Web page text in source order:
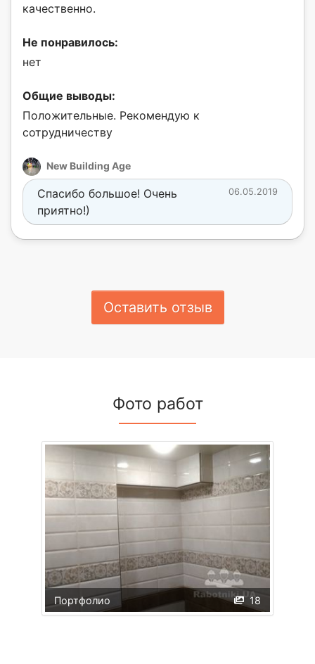
качественно.
Не понравилось:
нет
Общие выводы:
Положительные. Рекомендую к
сотрудничеству
New Building Age
06.05.2019
Спасибо большое! Очень
приятно!)
Оставить отзыв
Фото работ
18
Портфолио